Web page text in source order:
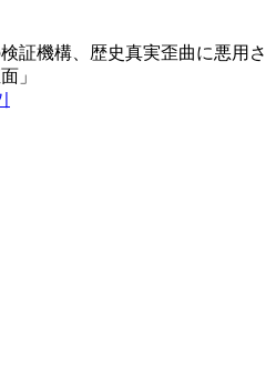
証機構、歴史真実歪曲に悪用さ
」